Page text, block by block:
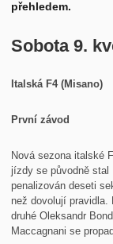
přehledem.
Sobota 9.
Italská F4 (Misano)
První závod
Nová sezona italské
jízdy se původně stal
penalizován deseti
než dovolují
druhé Oleksandr
Maccagnani se